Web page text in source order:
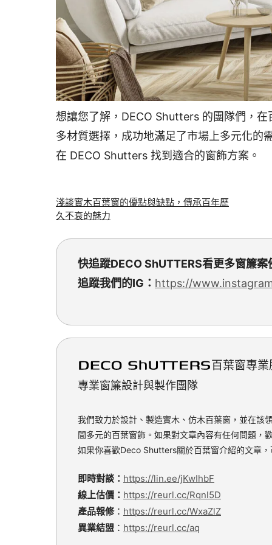
想讓您了解，DECO Shutters 的團隊們，
多材質選擇，成功地滿足了市場上多元化的
在 DECO Shutters 找到適合的窗飾方案。
淺談實木百葉窗的優點與缺點，傳承百年歷
久不衰的魅力
快追蹤DECO ShUTTERS看更多窗簾
追蹤我們的IG： https://
百葉窗專業
專業窗簾設計與製作團隊
我們致力於設計、製造實木、仿木百葉窗，並在該
間多元的百葉窗飾。如果對文章內容有任何問題，
如果你喜歡Deco Shutters關於百葉窗介紹的文章
即時對談： https://lin.ee/jKwIhbF
線上估價： https://reurl.cc/Rqnl5D
產品報修： https://reurl.cc/WxaZlZ
異業結盟 ： https://reurl.cc/aq